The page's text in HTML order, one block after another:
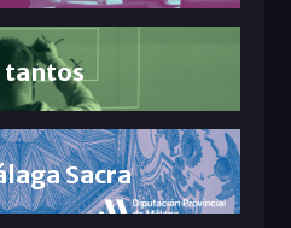
tantos
Sacra